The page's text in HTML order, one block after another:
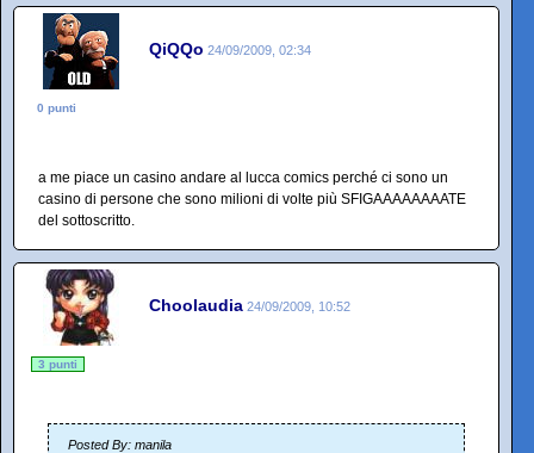
QiQQo 24/09/2009, 02:34
0 punti
a me piace un casino andare al lucca comics perché ci sono un
casino di persone che sono milioni di volte più SFIGAAAAAAAATE
del sottoscritto.
Choolaudia 24/09/2009, 10:52
3 punti
Posted By: manila